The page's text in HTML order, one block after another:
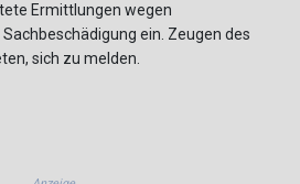
Ermittlungen wegen
ein. Zeugen des
sich zu melden.